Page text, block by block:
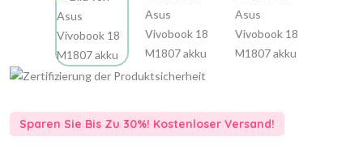
Sparen Sie Bis Zu 30%! Kostenloser Versand!